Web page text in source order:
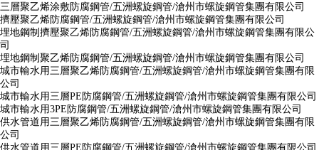
三層聚乙烯涂敷防腐鋼管/五洲螺旋鋼管/滄州市螺旋鋼管集團有限公司
擠壓聚乙烯防腐鋼管/五洲螺旋鋼管/滄州市螺旋鋼管集團有限公司
埋地鋼制擠壓聚乙烯防腐鋼管/五洲螺旋鋼管/滄州市螺旋鋼管集團有限公
司
埋地鋼制聚乙烯防腐鋼管/五洲螺旋鋼管/滄州市螺旋鋼管集團有限公司
城市輸水用三層聚乙烯防腐鋼管/五洲螺旋鋼管/滄州市螺旋鋼管集團有限
公司
城市輸水用三層PE防腐鋼管/五洲螺旋鋼管/滄州市螺旋鋼管集團有限公司
城市輸水用3PE防腐鋼管/五洲螺旋鋼管/滄州市螺旋鋼管集團有限公司
供水管道用三層聚乙烯防腐鋼管/五洲螺旋鋼管/滄州市螺旋鋼管集團有限
公司
供水管道用三層PE防腐鋼管/五洲螺旋鋼管/滄州市螺旋鋼管集團有限公司